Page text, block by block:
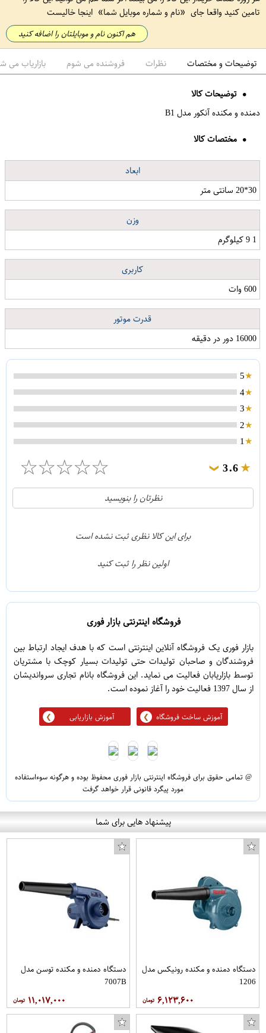
تامین کنید واقعا جای
نام و شماره موبایل شما اینجا خالیست
هم اکنون نام و موبایلتان را اضافه کنید
توضیحات و مختصات نظرات فروشنده می شوم بازاریاب می
توضیحات کالا
دمنده و مکنده آنکور مدل B1
مختصات کالا
ابعاد
30*20 سانتی متر
وزن
1 9 کیلوگرم
کاربری
600 وات
قدرت موتور
16000 دور در دقیقه
5
4
3
2
1
3.6
❯
☆
☆
☆
☆
☆
2
0
نظرتان را بنویسید
برای این کالا نظری ثبت نشده است
اولین نظر را ثبت کنید
فروشگاه اینترنتی بازار فوری
بازار فوری یک فروشگاه آنلاین اینترنتی است که با هدف ایجاد ارتباط بین
فروشندگان و صاحبان تولیدات حتی تولیدات بسیار کوچک با مشتریان
توسط بازاریابان فعالیت می نماید. این فروشگاه بانام تجاری سرواندیشان
از سال 1397 فعالیت خود را آغاز نموده است.
آموزش ساخت فروشگاه آموزش بازاریابی
@ تمامی حقوق برای فروشگاه اینترنتی بازار فوری محفوظ بوده و هرگونه سوءاستفاده
مورد پیگرد قانونی قرار خواهد گرفت
پیشنهاد هایی برای شما
دستگاه دمنده و مکنده رونیکس مدل
1206
۶,۱۲۳,۶۰۰
دستگاه دمنده و مکنده توسن مدل
7007B
۱۱,۰۱۷,۰۰۰